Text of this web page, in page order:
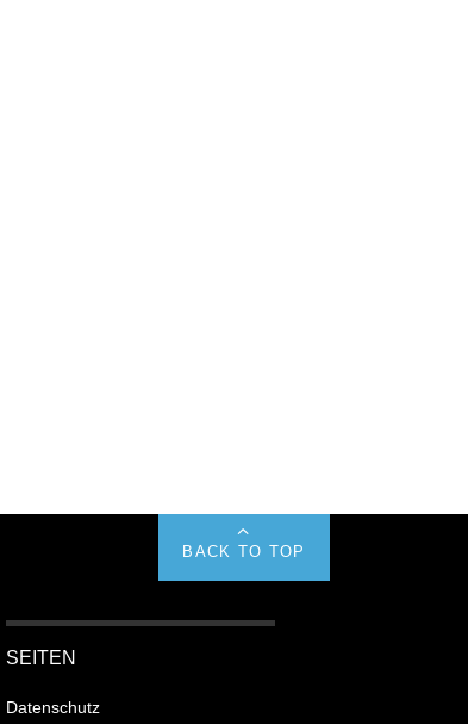
BACK TO TOP
SEITEN
Datenschutz